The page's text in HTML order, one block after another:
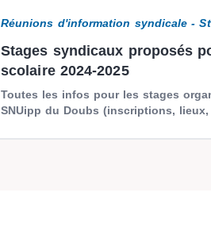
Réunions d'information syndicale -
Stages syndicaux proposés
scolaire 2024-2025
Toutes les infos pour les stages
SNUipp du Doubs (inscriptions, lieux,